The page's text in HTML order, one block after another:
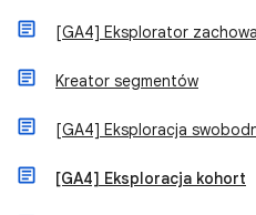
[GA4] Eksplorator
Kreator segmentów
[GA4] Eksploracja
[GA4] Eksploracja kohort